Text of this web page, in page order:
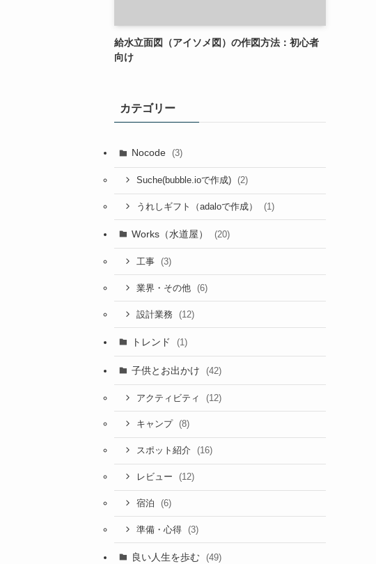
給水立面図（アイソメ図）の作図方法：初心者
向け
カテゴリー
Nocode (3)
Suche(bubble.ioで作成) (2)
うれしギフト（adaloで作成） (1)
Works（水道屋） (20)
工事 (3)
業界・その他 (6)
設計業務 (12)
トレンド (1)
子供とお出かけ (42)
アクティビティ (12)
キャンプ (8)
スポット紹介 (16)
レビュー (12)
宿泊 (6)
準備・心得 (3)
良い人生を歩む (49)